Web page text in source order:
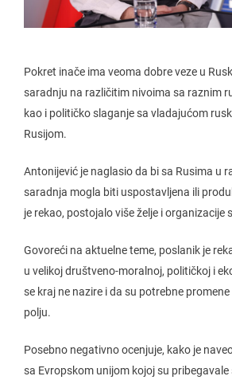
Pokret inače ima veoma dobre veze u
saradnju na različitim nivoima sa raznim
kao i političko slaganje sa vladajućom
Rusijom.
Antonijević je naglasio da bi sa Rusima u
saradnja mogla biti uspostavljena ili
je rekao, postojalo više želje i organizacije
Govoreći na aktuelne teme, poslanik je
u velikoj društveno-moralnoj, političkoj i
se kraj ne nazire i da su potrebne
polju.
Posebno negativno ocenjuje, kako je
sa Evropskom unijom kojoj su pribegavale